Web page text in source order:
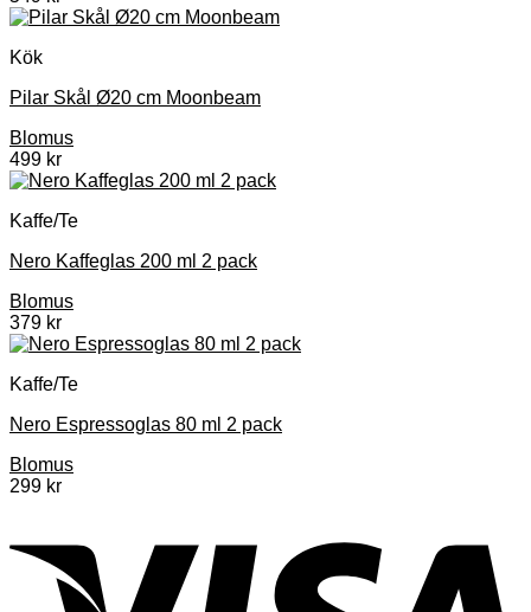
Kök
Pilar Skål Ø20 cm Moonbeam
Blomus
499 kr
Kaffe/Te
Nero Kaffeglas 200 ml 2 pack
Blomus
379 kr
Kaffe/Te
Nero Espressoglas 80 ml 2 pack
Blomus
299 kr